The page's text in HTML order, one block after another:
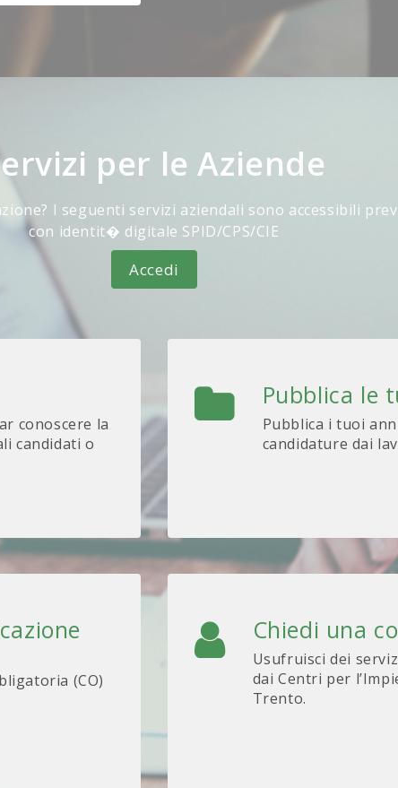
per le Aziende
I seguenti servizi aziendali sono accessibili
con identit� digitale SPID/CPS/CIE
Accedi
conoscere la
candidati o
Pubblica le
Pubblica i tuoi
candidature dai
(CO)
Chiedi una
Usufruisci dei
dai Centri per
Trento.